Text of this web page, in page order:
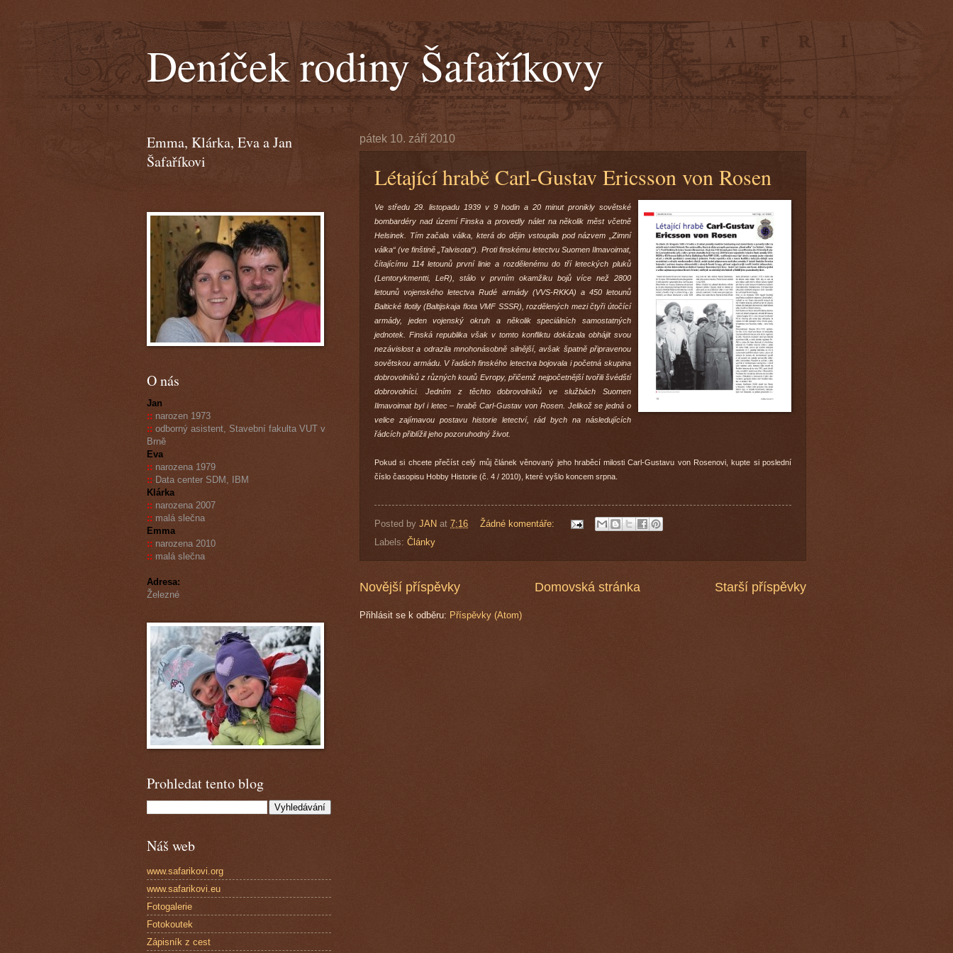
Deníček rodiny Šafaříkovy
pátek 10. září 2010
Létající hrabě Carl-Gustav Ericsson von Rosen
Ve středu 29. listopadu 1939 v 9 hodin a 20 minut pronikly sovětské
bombardéry nad území Finska a provedly nálet na několik měst včetně
Helsinek. Tím začala válka, která do dějin vstoupila pod názvem „Zimní
válka“ (ve finštině „Talvisota“). Proti finskému letectvu Suomen Ilmavoimat,
čítajícímu 114 letounů první linie a rozdělenému do tří leteckých pluků
(Lentorykmentti, LeR), stálo v prvním okamžiku bojů více než 2800
letounů vojenského letectva Rudé armády (VVS-RKKA) a 450 letounů
Baltické flotily (Baltijskaja flota VMF SSSR), rozdělených mezi čtyři útočící
armády, jeden vojenský okruh a několik speciálních samostatných
jednotek. Finská republika však v tomto konfliktu dokázala obhájit svou
nezávislost a odrazila mnohonásobně silnější, avšak špatně připravenou
sovětskou armádu. V řadách finského letectva bojovala i početná skupina
dobrovolníků z různých koutů Evropy, přičemž nejpočetnější tvořili švédští
dobrovolníci. Jedním z těchto dobrovolníků ve službách Suomen
Ilmavoimat byl i letec – hrabě Carl-Gustav von Rosen. Jelikož se jedná o
velice zajímavou postavu historie letectví, rád bych na následujících
řádcích přiblížil jeho pozoruhodný život.
Pokud si chcete přečíst celý můj článek věnovaný jeho hraběcí milosti Carl-Gustavu von Rosenovi, kupte si poslední
číslo časopisu Hobby Historie (č. 4 / 2010), které vyšlo koncem srpna.
Posted by JAN at 7:16
Žádné komentáře:
Labels: Články
Novější příspěvky Starší příspěvky
Domovská stránka
Přihlásit se k odběru: Příspěvky (Atom)
Emma, Klárka, Eva a Jan
Šafaříkovi
O nás
Jan
:: narozen 1973
:: odborný asistent, Stavební fakulta VUT v
Brně
Eva
:: narozena 1979
:: Data center SDM, IBM
Klárka
:: narozena 2007
:: malá slečna
Emma
:: narozena 2010
:: malá slečna
Adresa:
Železné
Prohledat tento blog
Náš web
www.safarikovi.org
www.safarikovi.eu
Fotogalerie
Fotokoutek
Zápisník z cest